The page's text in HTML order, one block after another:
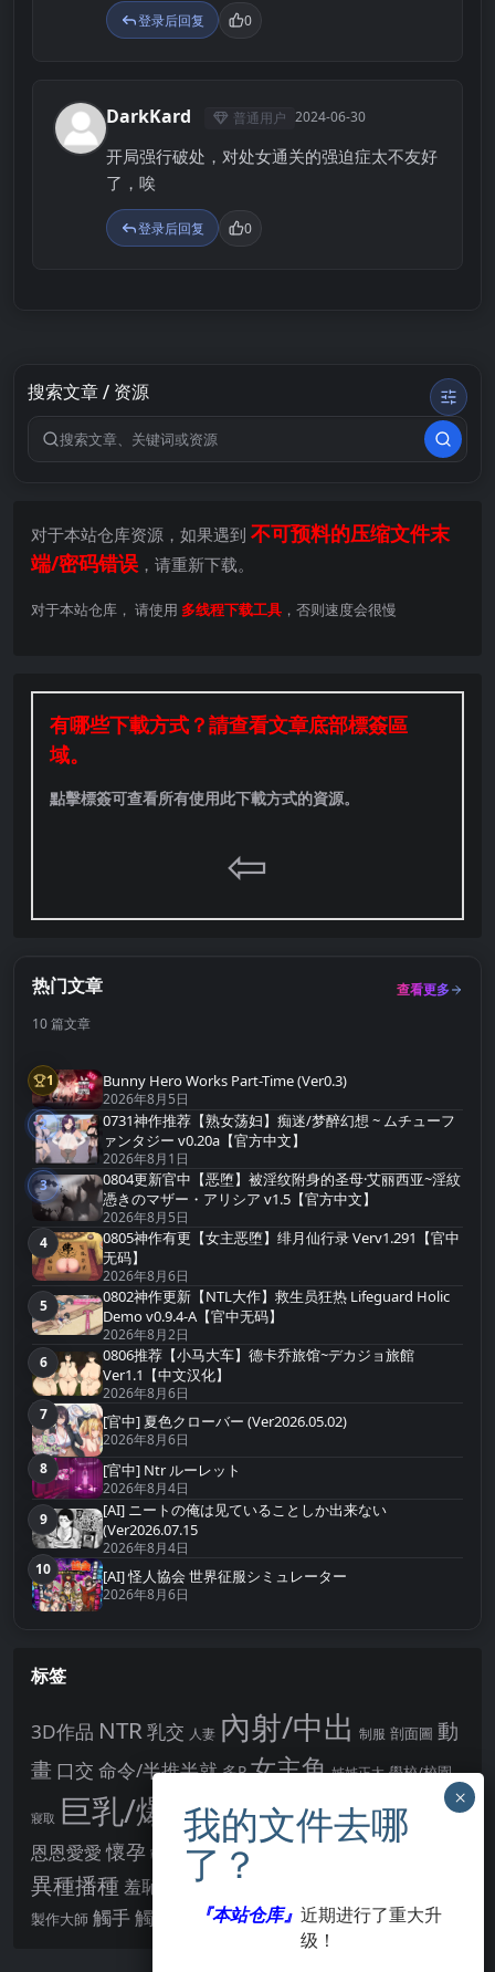
登录后回复 0
D DarkKard 普通用户 2024-06-30
开局强行破处，对处女通关的强迫症太不友好
了，唉
登录后回复 0
搜索文章 / 资源
搜索关键词
对于本站仓库资源，如果遇到 不可预料的压缩文件末
端/密码错误 ，请重新下载。
对于本站仓库， 请使用 多线程下载工具 ，否则速度会很慢
有哪些下載方式？請查看文章底部標簽區
域。
點擊標簽可查看所有使用此下載方式的資源。
⇦
热门文章
查看更多
10 篇文章
第1名
1 Bunny Hero Works Part-Time (Ver0.3)
2026年8月5日
第2名
2
0731神作推荐【熟女荡妇】痴迷/梦醉幻想 ~ ムチューフ
ァンタジー v0.20a【官方中文】
2026年8月1日
第3名
3
0804更新官中【恶堕】被淫纹附身的圣母·艾丽西亚~淫紋
憑きのマザー・アリシア v1.5【官方中文】
2026年8月5日
第4名
4
0805神作有更【女主恶堕】绯月仙行录 Verv1.291【官中
无码】
2026年8月6日
第5名
5
0802神作更新【NTL大作】救生员狂热 Lifeguard Holic
Demo v0.9.4-A【官中无码】
2026年8月2日
第6名
6
0806推荐【小马大车】德卡乔旅馆~デカジョ旅館
Ver1.1【中文汉化】
2026年8月6日
第7名
7 [官中] 夏色クローバー (Ver2026.05.02)
2026年8月6日
第8名
8 [官中] Ntr ルーレット
2026年8月4日
第9名
9
[AI] ニートの俺は见ていることしか出来ない
(Ver2026.07.15
2026年8月4日
第10名
10 [AI] 怪人協会 世界征服シミュレーター
2026年8月6日
标签
3D作品 NTR乳交 人妻 內射/中出 制服 剖面圖 動
畫 口交 命令/半推半就 多P 女主角 姊姊正太 學校/校園
寢取 巨乳/爆乳幻想 強制你播種 強制播種
恩恩愛愛 懷孕 戰鬥H 拘束 教育 男主角
異種播種 羞恥/恥辱 羞辱
製作大師 觸手 觸摸 賣春/援交 輪流播種 酪梨 阿黑顏 露出 點陣圖
『本站仓库』 近期进行了重大升
级！